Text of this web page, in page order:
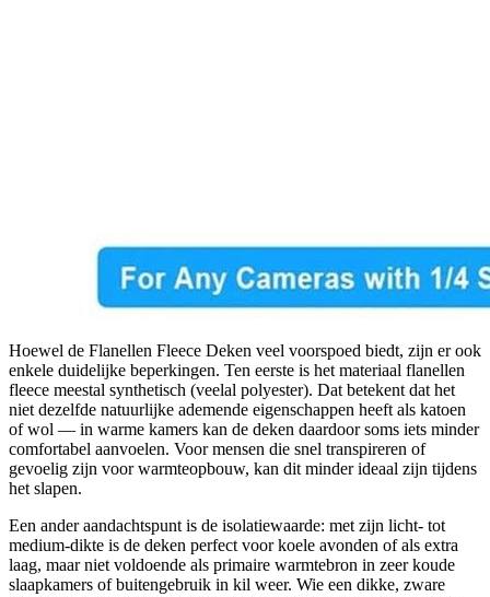
Hoewel de Flanellen Fleece Deken veel voorspoed biedt, zijn er ook
enkele duidelijke beperkingen. Ten eerste is het materiaal flanellen
fleece meestal synthetisch (veelal polyester). Dat betekent dat het
niet dezelfde natuurlijke ademende eigenschappen heeft als katoen
of wol — in warme kamers kan de deken daardoor soms iets minder
comfortabel aanvoelen. Voor mensen die snel transpireren of
gevoelig zijn voor warmteopbouw, kan dit minder ideaal zijn tijdens
het slapen.
Een ander aandachtspunt is de isolatiewaarde: met zijn licht- tot
medium-dikte is de deken perfect voor koele avonden of als extra
laag, maar niet voldoende als primaire warmtebron in zeer koude
slaapkamers of buitengebruik in kil weer. Wie een dikke, zware